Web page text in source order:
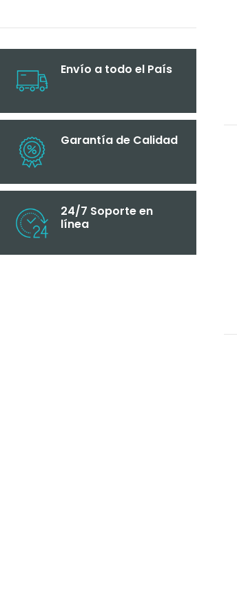
Envío a todo el País
Garantía de Calidad
24/7 Soporte en
línea